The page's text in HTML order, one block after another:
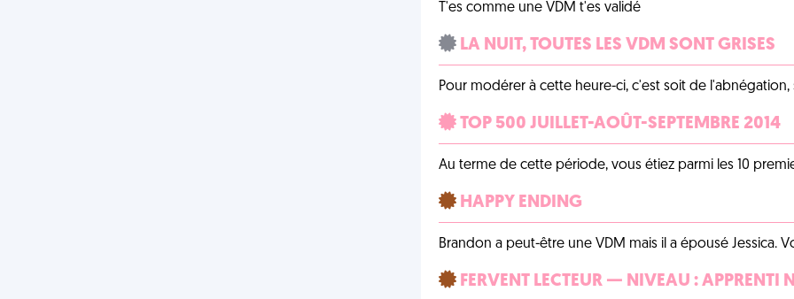
T'es comme une VDM t'es validé
LA NUIT, TOUTES LES VDM SONT GRISES
Pour modérer à cette heure-ci, c'est soit de
TOP 500 JUILLET-AOÛT-SEPTEMBRE 2014
Au terme de cette période, vous étiez parmi les 10
HAPPY ENDING
Brandon a peut-être une VDM mais il a épousé Jessica.
FERVENT LECTEUR — NIVEAU : APPRENTI